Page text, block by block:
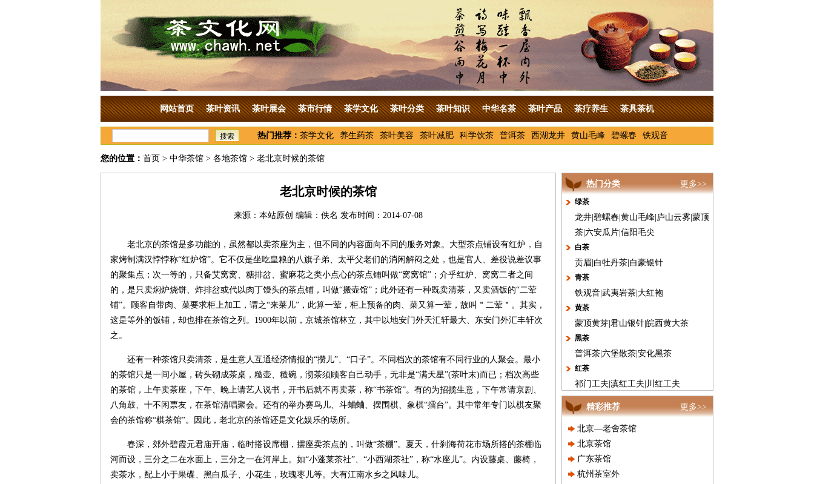
网站首页 茶叶资讯 茶叶展会 茶市行情 茶学文化 茶叶分类 茶叶知识 中华名茶 茶叶产品 茶疗养生 茶具茶机
搜索 热门推荐： 茶学文化 养生药茶 茶叶美容 茶叶减肥 科学饮茶 普洱茶 西湖龙井 黄山毛峰 碧螺春 铁观音
您的位置： 首页 > 中华茶馆 > 各地茶馆 > 老北京时候的茶馆
老北京时候的茶馆
来源：本站原创 编辑：佚名 发布时间：2014-07-08
老北京的茶馆是多功能的，虽然都以卖茶座为主，但不同的内容面向不同的服务对象。大型茶点铺设有红炉，自
家烤制满汉悖悖称“红炉馆”。它不仅是坐吃皇粮的八旗子弟、太平父老们的消闲解闷之处，也是官人、差役说差议事
的聚集点；次一等的，只备艾窝窝、糖排岔、蜜麻花之类小点心的茶点铺叫做“窝窝馆”；介乎红炉、窝窝二者之间
的，是只卖焖炉烧饼、炸排岔或代以肉丁馒头的茶点铺，叫做“搬壶馆”；此外还有一种既卖清茶，又卖酒饭的“二荤
铺”。顾客自带肉、菜要求柜上加工，谓之“来莱儿”，此算一荤，柜上预备的肉、菜又算一荤，故叫＂二荤＂。其实，
这是等外的饭铺，却也排在茶馆之列。1900年以前，京城茶馆林立，其中以地安门外天汇轩最大、东安门外汇丰轩次
之。
还有一种茶馆只卖清茶，是生意人互通经济情报的“攒儿”、“口子”。不同档次的茶馆有不同行业的人聚会。最小
的茶馆只是一间小屋，砖头砌成茶桌，糙壶、糙碗，沏茶须顾客自己动手，无非是“满天星”(茶叶末)而已；档次高些
的茶馆，上午卖茶座，下午、晚上请艺人说书，开书后就不再卖茶，称“书茶馆”。有的为招揽生意，下午常请京剧、
八角鼓、十不闲票友，在茶馆清唱聚会。还有的举办赛鸟儿、斗蛐蛐、摆围棋、象棋“擂台”。其中常年专门以棋友聚
会的茶馆称“棋茶馆”。因此，老北京的茶馆还是文化娱乐的场所。
春深，郊外碧霞元君庙开庙，临时搭设席棚，摆座卖茶点的，叫做“茶棚”。夏天，什刹海荷花市场所搭的茶棚临
河而设，三分之二在水面上，三分之一在河岸上。如“小蓬莱茶社”、“小西湖茶社”，称“水座儿”。内设藤桌、藤椅，
卖茶水，配上小于果碟、黑白瓜子、小花生，玫瑰枣儿等。大有江南水乡之风味儿。
更多>>
热门分类
绿茶
龙井 碧螺春 黄山毛峰 庐山云雾 蒙顶
茶 六安瓜片 信阳毛尖
白茶
贡眉 白牡丹茶 白豪银针
青茶
铁观音 武夷岩茶 大红袍
黄茶
蒙顶黄芽 君山银针 皖西黄大茶
黑茶
普洱茶 六堡散茶 安化黑茶
红茶
祁门工夫 滇红工夫 川红工夫
更多>>
精彩推荐
北京—老舍茶馆
北京茶馆
广东茶馆
杭州茶室外